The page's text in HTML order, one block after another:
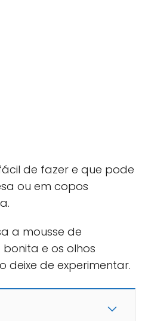
de fazer e que pode
ou em copos
a mousse de
e os olhos
deixe de experimentar.